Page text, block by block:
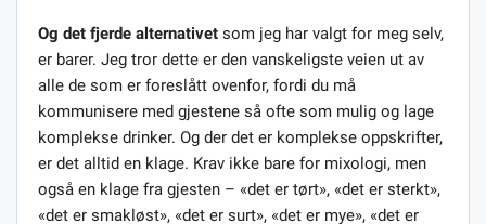
Og det fjerde alternativet som jeg har valgt for meg selv,
er barer. Jeg tror dette er den vanskeligste veien ut av
alle de som er foreslått ovenfor, fordi du må
kommunisere med gjestene så ofte som mulig og lage
komplekse drinker. Og der det er komplekse oppskrifter,
er det alltid en klage. Krav ikke bare for mixologi, men
også en klage fra gjesten – «det er tørt», «det er sterkt»,
«det er smakløst», «det er surt», «det er mye», «det er